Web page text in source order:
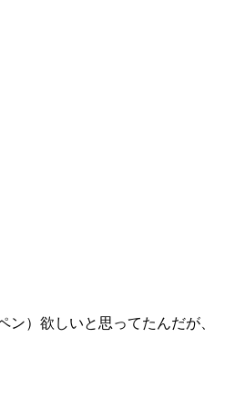
）欲しいと思ってたんだが、